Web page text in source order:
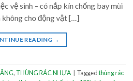
vệ sinh – có nắp kín chống bay mùi
không cho động vật […]
READING →
, THÙNG RÁC NHỰA Taggedthùng rác